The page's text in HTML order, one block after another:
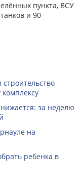
пункта, ВСУ
и 90
за неделю
на
ребенка в